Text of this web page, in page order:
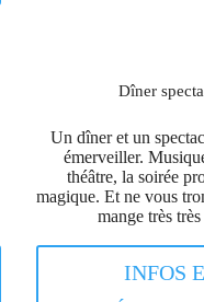
Dîner
Un dîner et un
émerveiller.
théâtre, la soirée
magique. Et ne vous
mange très
INFOS